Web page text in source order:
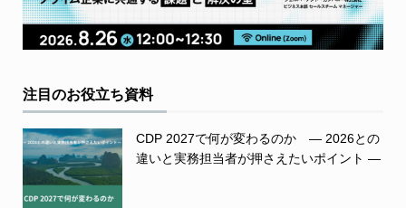
注目のお役立ち資料
CDP 2027で何が変わるのか ― 2026との
違いと実務担当者が押さえたいポイント ―